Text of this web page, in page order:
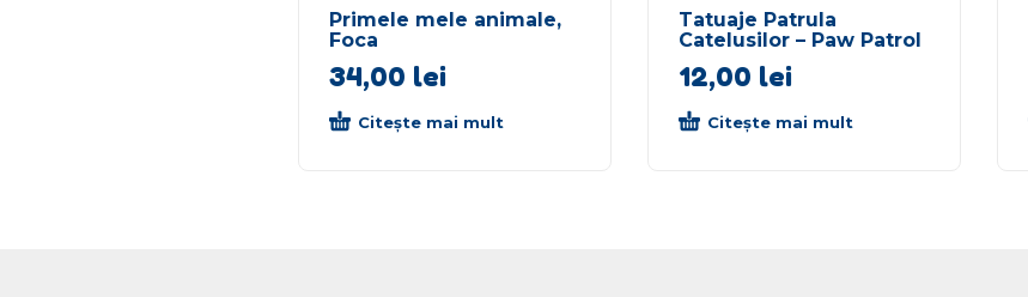
Primele mele animale,
Foca
34,00 lei
Citește mai mult
Tatuaje Patrula
Catelusilor – Paw Patrol
12,00 lei
Citește mai mult